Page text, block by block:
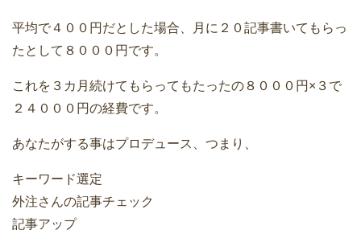
平均で４００円だとした場合、月に２０記事書いてもらっ
たとして８０００円です。
これを３カ月続けてもらってもたったの８０００円×３で
２４０００円の経費です。
あなたがする事はプロデュース、つまり、
キーワード選定
外注さんの記事チェック
記事アップ